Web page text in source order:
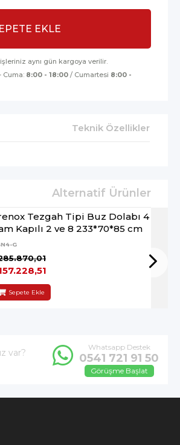
aynı gün kargoya verilir.
Cuma: 8:00 - 18:00 / Cumartesi 8:00 -
Teknik Özellikler
Tezgah Tipi Buz Dolabı 4
Kapılı 2 ve 8 233*70*85 cm
G
Sepete Ekle
var?
Whatsapp Destek
0541 721 91 50
Görüşme Başlat